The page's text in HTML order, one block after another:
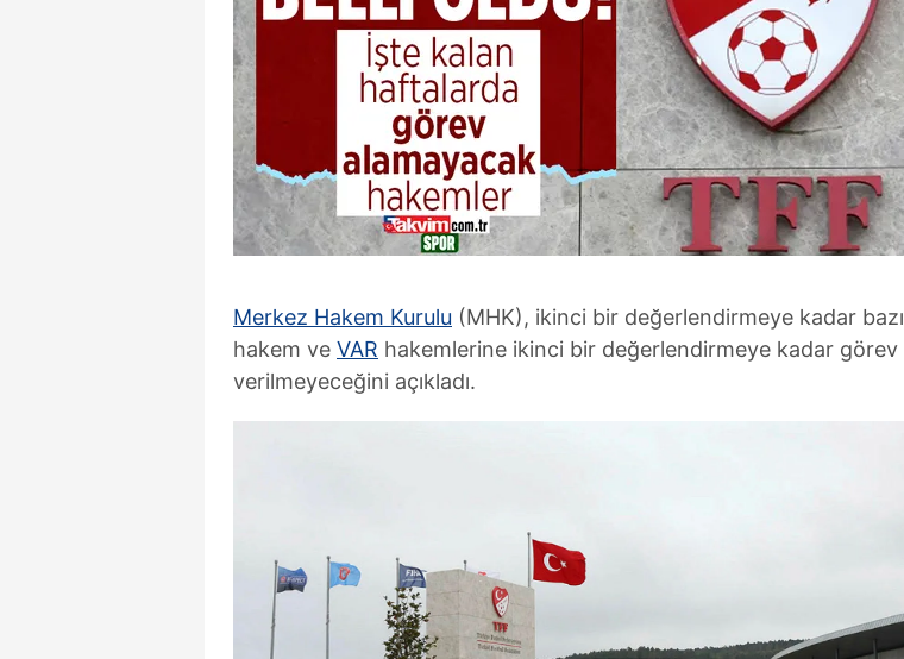
Merkez Hakem Kurulu (MHK), ikinci bir değerlendirmeye kadar bazı
hakem ve VAR hakemlerine ikinci bir değerlendirmeye kadar görev
verilmeyeceğini açıkladı.